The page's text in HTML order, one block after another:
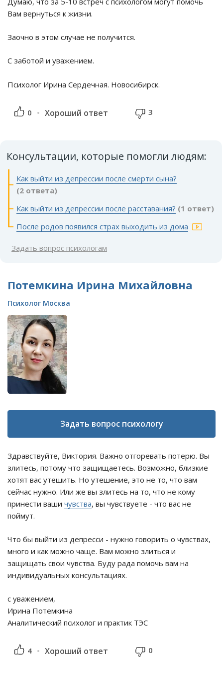
Вам вернуться к жизни.
Заочно в этом случае не получится.
С заботой и уважением.
Психолог Ирина Сердечная. Новосибирск.
0 Хороший ответ 3
Консультации, которые помогли людям:
Как выйти из депрессии после смерти сына?
(2 ответа)
Как выйти из депрессии после расставания? (1 ответ)
После родов появился страх выходить из дома
Задать вопрос психологам
Потемкина Ирина Михайловна
Психолог Москва
Задать вопрос психологу
Здравствуйте, Виктория. Важно отгоревать потерю. Вы
злитесь, потому что защищаетесь. Возможно, близкие
хотят вас утешить. Но утешение, это не то, что вам
сейчас нужно. Или же вы злитесь на то, что не кому
принести ваши чувства, вы чувствуете - что вас не
поймут.
Что бы выйти из депресси - нужно говорить о чувствах,
много и как можно чаще. Вам можно злиться и
защищать свои чувства. Буду рада помочь вам на
индивидуальных консультациях.
с уважением,
Ирина Потемкина
Аналитический психолог и практик ТЭС
4 Хороший ответ 0